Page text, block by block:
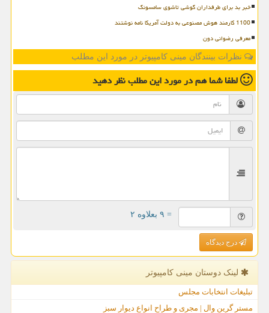
خبر بد برای طرفداران گوشی تاشوی سامسونگ
1100 کارمند هوش مصنوعی به دولت آمریکا نامه نوشتند
معرفی رضوانی دون
نظرات بینندگان مینی کامپیوتر در مورد این مطلب
لطفا شما همدر مورد این مطلبنظر دهید
= ۹ بعلاوه ۲
درج دیدگاه
لینک دوستان مینی كامپیوتر
تبلیغات انتخابات مجلس
مستر گرین وال | مجری و طراح انواع دیوار سبز